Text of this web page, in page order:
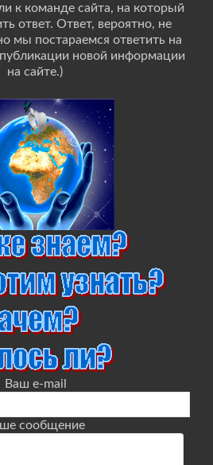
к команде сайта, на который
ответ. Ответ, вероятно, не
мы постараемся ответить на
новой информации
на сайте.)
Ваш e-mail
сообщение